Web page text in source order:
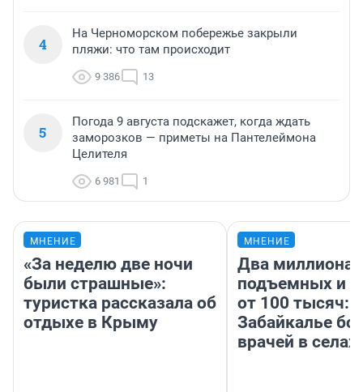
4
На Черноморском побережье закрыли
пляжи: что там происходит
9 386 13
5
Погода 9 августа подскажет, когда ждать
заморозков — приметы на Пантелеймона
Целителя
6 981 1
МНЕНИЕ
«За неделю две ночи
были страшные»:
туристка рассказала об
отдыхе в Крыму
МНЕНИЕ
Два миллиона
подъемных и
от 100 тысяч:
Забайкалье
врачей в селах